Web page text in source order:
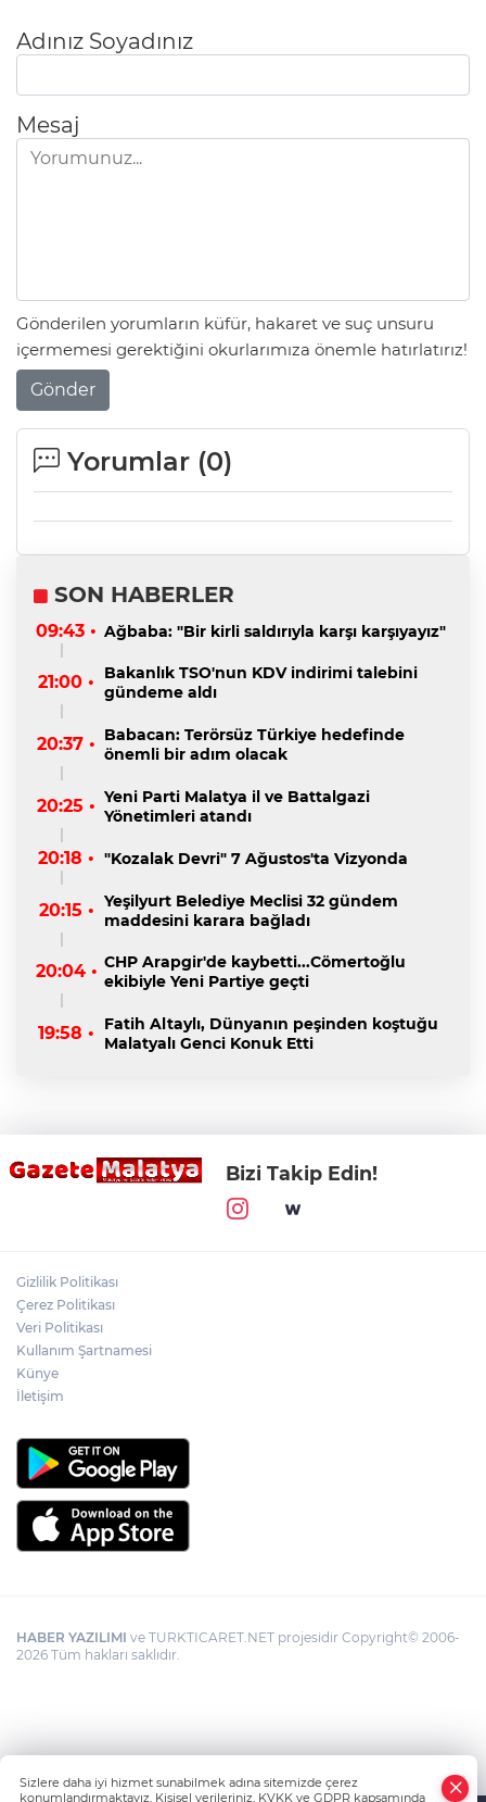
Adınız Soyadınız
Mesaj
Gönderilen yorumların küfür, hakaret ve suç unsuru
içermemesi gerektiğini okurlarımıza önemle hatırlatırız!
Gönder
Yorumlar (0)
SON HABERLER
09:43 • Ağbaba: "Bir kirli saldırıyla karşı karşıyayız"
21:00 •
Bakanlık TSO'nun KDV indirimi talebini
gündeme aldı
20:37 • Babacan: Terörsüz Türkiye hedefinde
önemli bir adım olacak
20:25 • Yeni Parti Malatya il ve Battalgazi
Yönetimleri atandı
20:18 • "Kozalak Devri" 7 Ağustos'ta Vizyonda
20:15 • Yeşilyurt Belediye Meclisi 32 gündem
maddesini karara bağladı
20:04 • CHP Arapgir'de kaybetti...Cömertoğlu
ekibiyle Yeni Partiye geçti
19:58 •
Fatih Altaylı, Dünyanın peşinden koştuğu
Malatyalı Genci Konuk Etti
Bizi Takip Edin!
Gizlilik Politikası
Çerez Politikası
Veri Politikası
Kullanım Şartnamesi
Künye
İletişim
HABER YAZILIMI ve TURKTICARET.NET projesidir Copyright© 2006-
2026 Tüm hakları saklıdır.
Sizlere daha iyi hizmet sunabilmek adına sitemizde çerez
konumlandırmaktayız. Kişisel verileriniz, KVKK ve GDPR kapsamında